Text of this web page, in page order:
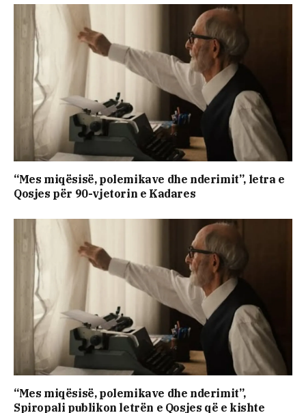
“Mes miqësisë, polemikave dhe nderimit”, letra e
Qosjes për 90-vjetorin e Kadares
“Mes miqësisë, polemikave dhe nderimit”,
Spiropali publikon letrën e Qosjes që e kishte